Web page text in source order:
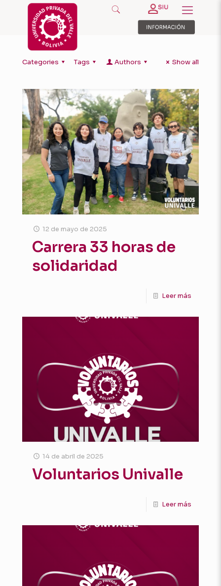
Categories Tags Authors Show all
12 de mayo de 2025
Carrera 33 horas de
solidaridad
Leer más
14 de abril de 2025
Voluntarios Univalle
Leer más